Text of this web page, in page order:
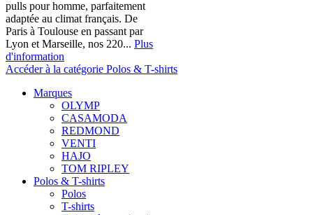
pulls pour homme, parfaitement
adaptée au climat français. De
Paris à Toulouse en passant par
Lyon et Marseille, nos 220... Plus
d'information
Accéder à la catégorie Polos & T-shirts
Marques
OLYMP
CASAMODA
REDMOND
VENTI
HAJO
TOM RIPLEY
Polos & T-shirts
Polos
T-shirts